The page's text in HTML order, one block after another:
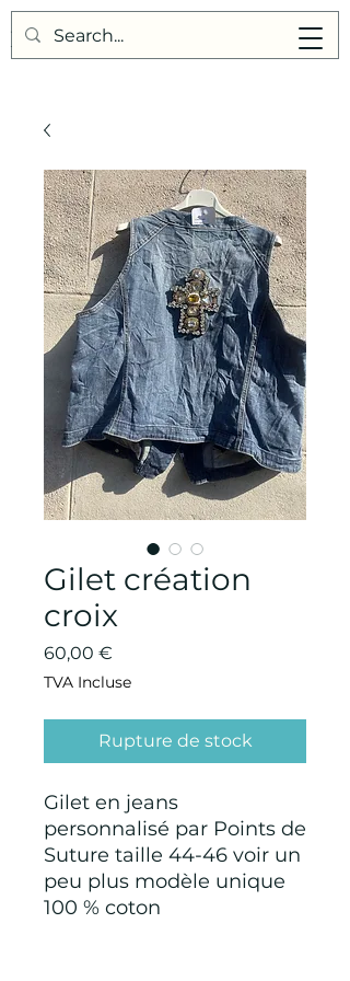
Points de Suture
Gilet création
croix
60,00 €
TVA Incluse
Rupture de stock
Gilet en jeans
personnalisé par Points de
Suture taille 44-46 voir un
peu plus modèle unique
100 % coton